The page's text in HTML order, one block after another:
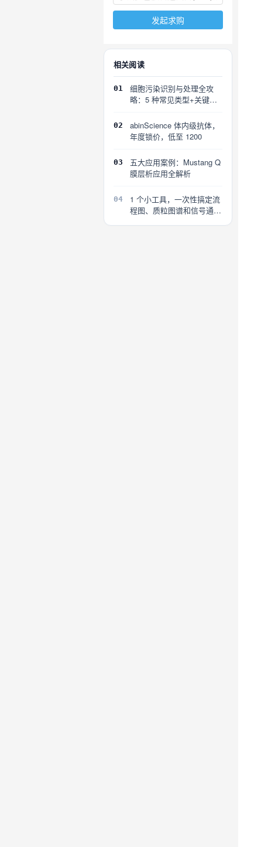
发起求购
相关阅读
01
细胞污染识别与处理全攻
略：5 种常见类型+关键误
02
abinScience 体内级抗体，
年度锁价，低至 1200
03
五大应用案例：Mustang Q
膜层析应用全解析
04
1 个小工具，一次性搞定流
程图、质粒图谱和信号通路